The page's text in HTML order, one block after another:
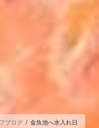
ブログ 金魚池へ水入れ日